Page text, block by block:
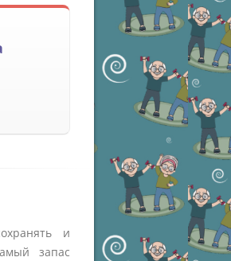
и
запас